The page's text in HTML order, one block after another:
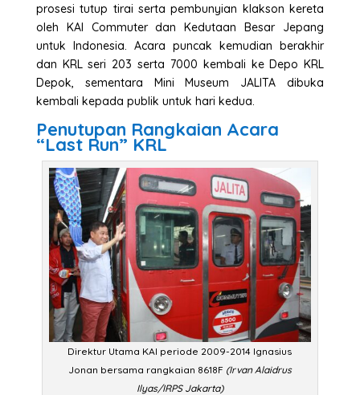
prosesi tutup tirai serta pembunyian klakson kereta
oleh KAI Commuter dan Kedutaan Besar Jepang
untuk Indonesia. Acara puncak kemudian berakhir
dan KRL seri 203 serta 7000 kembali ke Depo KRL
Depok, sementara Mini Museum JALITA dibuka
kembali kepada publik untuk hari kedua.
Penutupan Rangkaian Acara
“Last Run” KRL
Direktur Utama KAI periode 2009-2014 Ignasius
Jonan bersama rangkaian 8618F (Irvan Alaidrus
Ilyas/IRPS Jakarta)